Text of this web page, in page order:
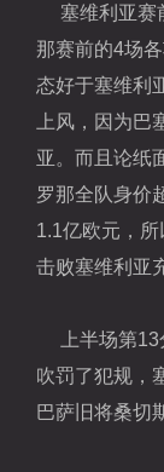
塞维利亚赛
那赛前的4场
态好于塞维利
上风，因为巴
亚。而且论纸
罗那全队身价
1.1亿欧元，
击败塞维利亚
上半场第
吹罚了犯规，
巴萨旧将桑切